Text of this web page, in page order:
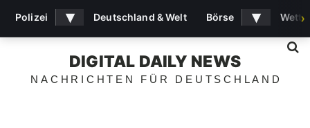
DIGITAL DAILY NEWS
NACHRICHTEN FÜR DEUTSCHLAND
Polizei ▾ Deutschland & Welt Börse ▾ ›